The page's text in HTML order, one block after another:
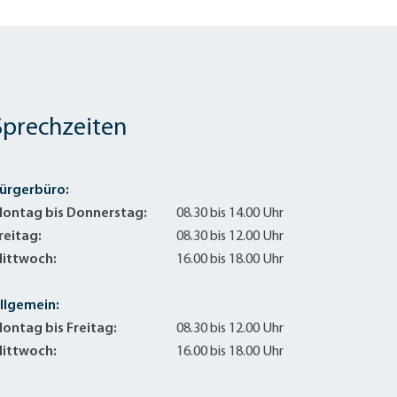
bis Donnerstag:
08.30 bis 14.00 Uhr
08.30 bis 12.00 Uhr
16.00 bis 18.00 Uhr
bis Freitag:
08.30 bis 12.00 Uhr
16.00 bis 18.00 Uhr